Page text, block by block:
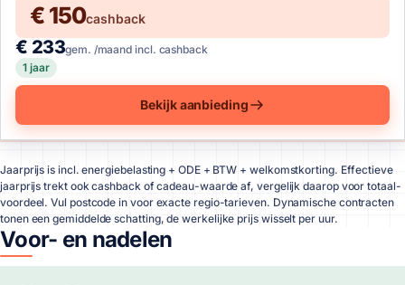
€ 150cashback
€ 233gem. /maand incl. cashback
1 jaar
Bekijk aanbieding
Jaarprijs is incl. energiebelasting + ODE + BTW + welkomstkorting. Effectieve
jaarprijs trekt ook cashback of cadeau-waarde af, vergelijk daarop voor totaal-
voordeel. Vul postcode in voor exacte regio-tarieven. Dynamische contracten
tonen een gemiddelde schatting, de werkelijke prijs wisselt per uur.
Voor- en nadelen